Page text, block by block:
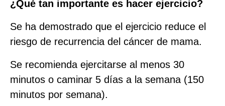
¿Qué tan importante es hacer ejercicio?
Se ha demostrado que el ejercicio reduce el
riesgo de recurrencia del cáncer de mama.
Se recomienda ejercitarse al menos 30
minutos o caminar 5 días a la semana (150
minutos por semana).